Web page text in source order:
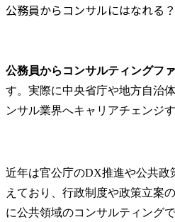
として背中を見せて納
もってきた顧客に対し
提案書の作成を行いま
す。
物の作成や推進を担
いただきます。
人事制度設計
研修設計
公務員からコンサルにはなれる？
公務員からコンサルティングフ
す。実際に中央省庁や地方自治
ンサル業界へキャリアチェンジ
近年は官公庁のDX推進や公共政
えており、行政制度や政策立案
に公共領域のコンサルティング